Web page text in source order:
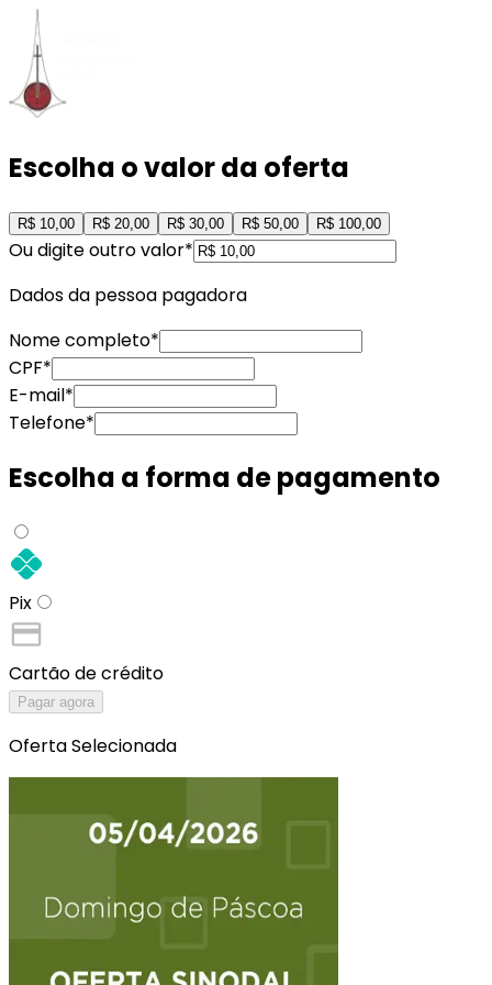
Escolha o valor da oferta
R$ 10,00 R$ 20,00 R$ 30,00 R$ 50,00 R$ 100,00
Ou digite outro valor*
Dados da pessoa pagadora
Nome completo*
CPF*
E-mail*
Telefone*
Escolha a forma de pagamento
Pix
Cartão de crédito
Pagar agora
Oferta Selecionada